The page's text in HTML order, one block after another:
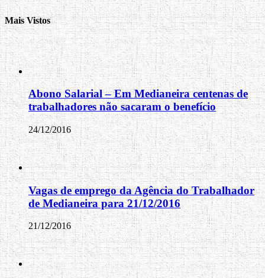
Mais Vistos
Abono Salarial – Em Medianeira centenas de
trabalhadores não sacaram o benefício
24/12/2016
Vagas de emprego da Agência do Trabalhador
de Medianeira para 21/12/2016
21/12/2016